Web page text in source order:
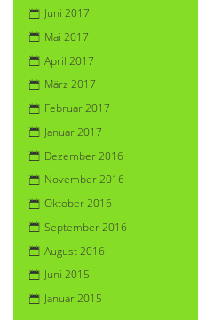
Juni 2017
Mai 2017
April 2017
März 2017
Februar 2017
Januar 2017
Dezember 2016
November 2016
Oktober 2016
September 2016
August 2016
Juni 2015
Januar 2015